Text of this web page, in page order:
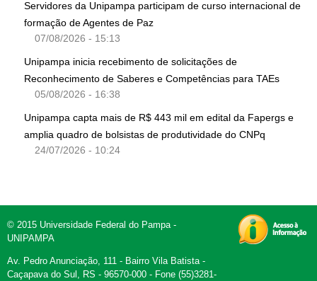
Servidores da Unipampa participam de curso internacional de
formação de Agentes de Paz
07/08/2026 - 15:13
Unipampa inicia recebimento de solicitações de
Reconhecimento de Saberes e Competências para TAEs
05/08/2026 - 16:38
Unipampa capta mais de R$ 443 mil em edital da Fapergs e
amplia quadro de bolsistas de produtividade do CNPq
24/07/2026 - 10:24
© 2015 Universidade Federal do Pampa -
UNIPAMPA
Av. Pedro Anunciação, 111 - Bairro Vila Batista -
Caçapava do Sul, RS - 96570-000 - Fone (55)3281-